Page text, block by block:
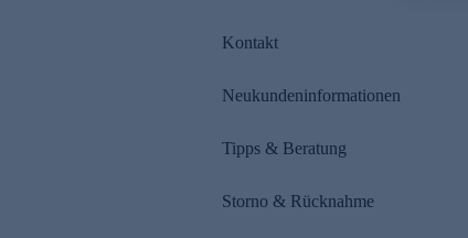
Kontakt
Neukundeninformationen
Tipps & Beratung
Storno & Rücknahme